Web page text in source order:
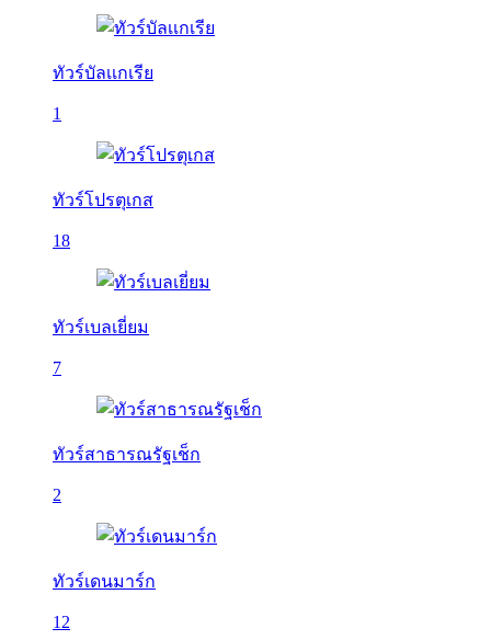
ทัวร์บัลเเกเรีย
1
ทัวร์โปรตุเกส
18
ทัวร์เบลเยี่ยม
7
ทัวร์สาธารณรัฐเช็ก
2
ทัวร์เดนมาร์ก
12